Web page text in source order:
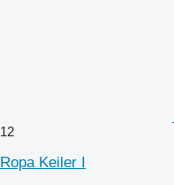
12
Ropa Keiler I